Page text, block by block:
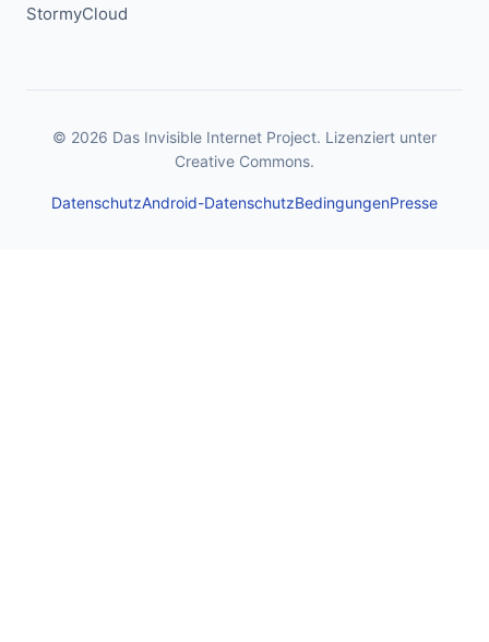
StormyCloud
© 2026 Das Invisible Internet Project. Lizenziert unter
Creative Commons.
DatenschutzAndroid-DatenschutzBedingungenPresse